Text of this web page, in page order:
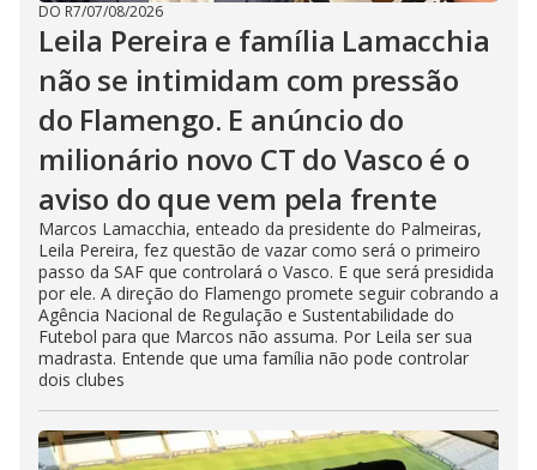
DO R7/07/08/2026
Leila Pereira e família Lamacchia
não se intimidam com pressão
do Flamengo. E anúncio do
milionário novo CT do Vasco é o
aviso do que vem pela frente
Marcos Lamacchia, enteado da presidente do Palmeiras,
Leila Pereira, fez questão de vazar como será o primeiro
passo da SAF que controlará o Vasco. E que será presidida
por ele. A direção do Flamengo promete seguir cobrando a
Agência Nacional de Regulação e Sustentabilidade do
Futebol para que Marcos não assuma. Por Leila ser sua
madrasta. Entende que uma família não pode controlar
dois clubes